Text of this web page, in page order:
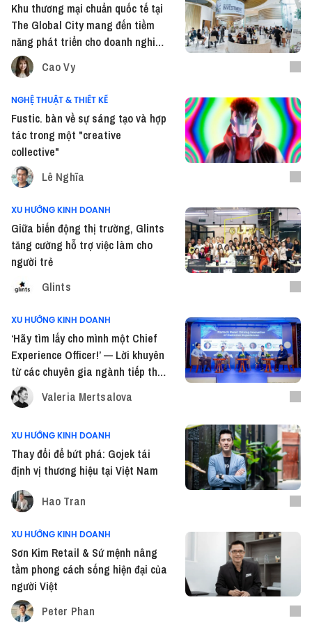
Khu thương mại chuẩn quốc tế tại
The Global City mang đến tiềm
năng phát triển cho doanh nghiệp
F&B
Cao Vy
NGHỆ THUẬT & THIẾT KẾ
Fustic. bàn về sự sáng tạo và hợp
tác trong một "creative
collective"
Lê Nghĩa
XU HƯỚNG KINH DOANH
Giữa biến động thị trường, Glints
tăng cường hỗ trợ việc làm cho
người trẻ
Glints
XU HƯỚNG KINH DOANH
‘Hãy tìm lấy cho mình một Chief
Experience Officer!’ — Lời khuyên
từ các chuyên gia ngành tiếp thị
Việt Nam
Valeria Mertsalova
XU HƯỚNG KINH DOANH
Thay đổi để bứt phá: Gojek tái
định vị thương hiệu tại Việt Nam
Hao Tran
XU HƯỚNG KINH DOANH
Sơn Kim Retail & Sứ mệnh nâng
tầm phong cách sống hiện đại của
người Việt
Peter Phan